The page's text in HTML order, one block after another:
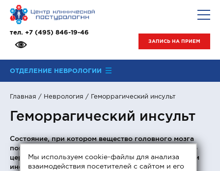
тел. +7 (495) 846-19-46
ЗАПИСЬ НА ПРИЕМ
ОТДЕЛЕНИЕ НЕВРОЛОГИИ
Главная / Неврология / Геморрагический инсульт
Геморрагический инсульт
Состояние, при котором вещество головного мозга
повреждается кровью, излившейся из разорванного
церебрального сосуда, называется геморрагическим
инсультом. Существует две его разновидности –
Мы используем cookie-файлы для анализа
взаимодействия посетителей с сайтом и его